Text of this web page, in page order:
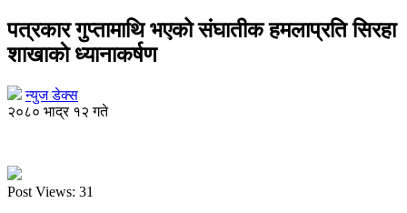
पत्रकार गुप्तामाथि भएको संघातीक हमलाप्रति सिरहा
शाखाकाे ध्यानाकर्षण
न्युज डेक्स
२०८० भाद्र १२ गते
Post Views: 31